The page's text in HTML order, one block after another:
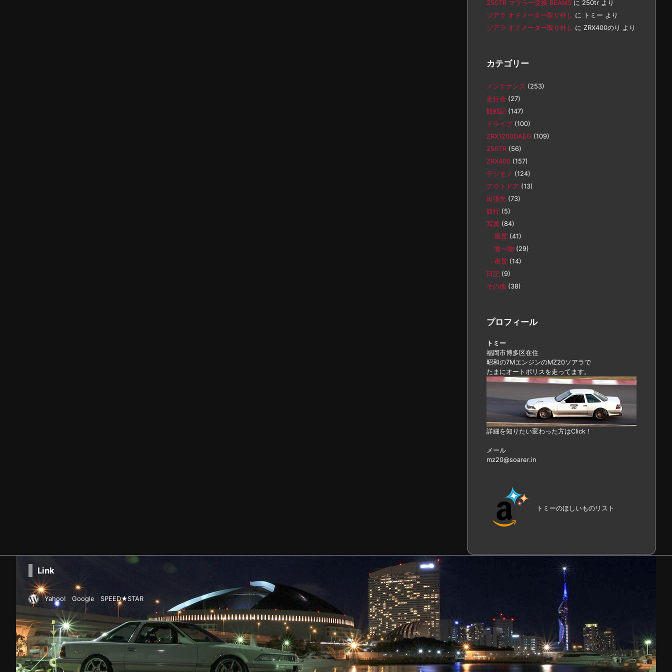
250TR マフラー交換 BEAMS に 250tr より
ソアラ オドメーター取り外し に トミー より
ソアラ オドメーター取り外し に ZRX400のり より
カテゴリー
メンテナンス (253)
走行会 (27)
観戦記 (147)
ドライブ (100)
ZRX1200DAEG (109)
250TR (56)
ZRX400 (157)
デジモノ (124)
アウトドア (13)
出張先 (73)
旅行 (5)
写真 (84)
風景 (41)
食べ物 (29)
夜景 (14)
日記 (9)
その他 (38)
プロフィール
トミー
福岡市博多区在住
昭和の7MエンジンのMZ20ソアラで
たまにオートポリスを走ってます。
詳細を知りたい変わった方はClick！
メール
mz20@soarer.in
トミーのほしいものリスト
Link
Yahoo! Google SPEED★STAR